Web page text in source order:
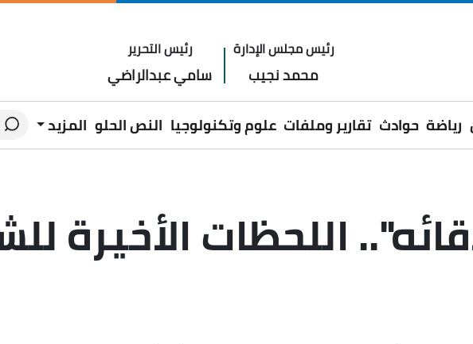
رئيس مجلس الإدارة
محمد نجيب
رئيس التحرير
سامي عبدالراضي
رياضة حوادث تقارير وملفات علوم وتكنولوجيا النص الحلو المزيد
اللحظات الأخيرة